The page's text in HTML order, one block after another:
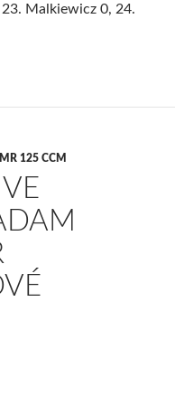
Malkiewicz 0, 24.
MR 125 CCM